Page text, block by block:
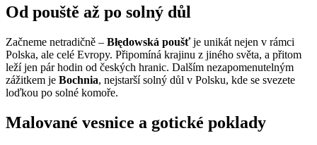
Od pouště až po solný důl
Začneme netradičně – Błędowská poušťje unikát nejen v rámci
Polska, ale celé Evropy. Připomíná krajinu z jiného světa, a přitom
leží jen pár hodin od českých hranic. Dalším nezapomenutelným
zážitkem je Bochnia, nejstarší solný důl v Polsku, kde se svezete
loďkou po solné komoře.
Malované vesnice a gotické poklady